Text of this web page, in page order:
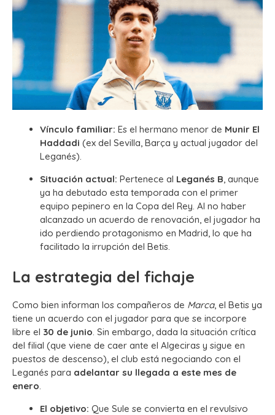
Vínculo familiar: Es el hermano menor de Munir El
Haddadi (ex del Sevilla, Barça y actual jugador del
Leganés).
Situación actual: Pertenece al Leganés B, aunque
ya ha debutado esta temporada con el primer
equipo pepinero en la Copa del Rey. Al no haber
alcanzado un acuerdo de renovación, el jugador ha
ido perdiendo protagonismo en Madrid, lo que ha
facilitado la irrupción del Betis.
La estrategia del fichaje
Como bien informan los compañeros de Marca, el Betis ya
tiene un acuerdo con el jugador para que se incorpore
libre el 30 de junio . Sin embargo, dada la situación crítica
del filial (que viene de caer ante el Algeciras y sigue en
puestos de descenso), el club está negociando con el
Leganés para adelantar su llegada a este mes de
enero
El objetivo: Que Sule se convierta en el revulsivo